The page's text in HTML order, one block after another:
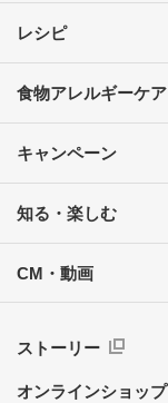
レシピ
食物アレルギーケア
キャンペーン
知る・楽しむ
CM・動画
ストーリー
オンラインショップ